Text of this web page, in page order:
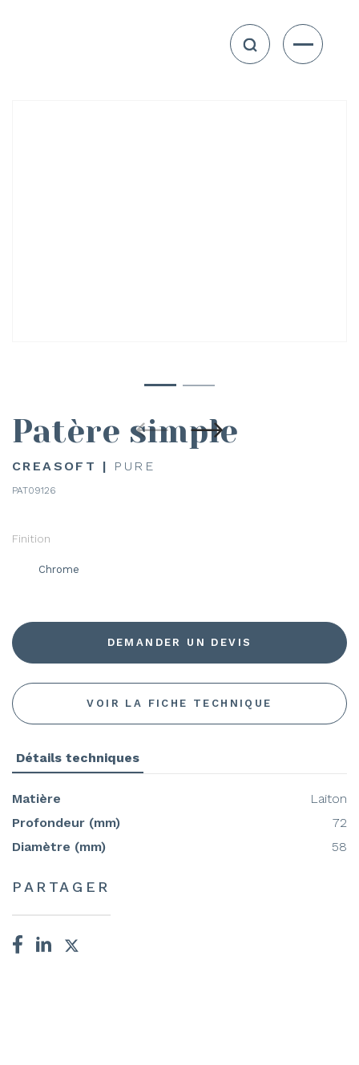
Patère simple
CREASOFT | PURE
PAT09126
Finition
Chrome
DEMANDER UN DEVIS
VOIR LA FICHE TECHNIQUE
Détails techniques
Matière
Laiton
Profondeur (mm)
72
Diamètre (mm)
58
PARTAGER